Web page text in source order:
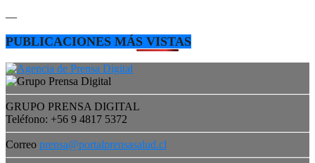
—
PUBLICACIONES MÁS VISTAS
GRUPO PRENSA DIGITAL
Teléfono: +56 9 4817 5372
Correo prensa@portalprensasalud.cl